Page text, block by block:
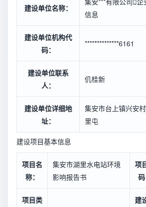
建设单位名称：
信息
建设单位机构代
码：
**************6161
建设单位联系
人：
仉桂新
建设单位详细地
址：
集安市台上镇兴安
里屯
建设项目基本信息
项目名
称：
集安市湖里水电站环境
影响报告书
项
码
项目类
建